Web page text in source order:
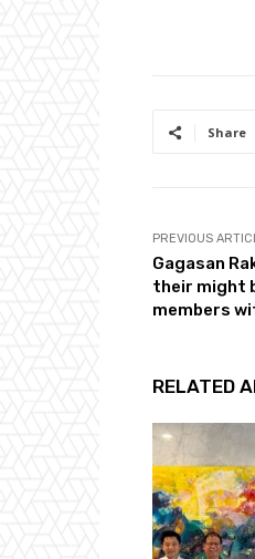
Share
PREVIOUS
Gagasan
their might
members
RELATED